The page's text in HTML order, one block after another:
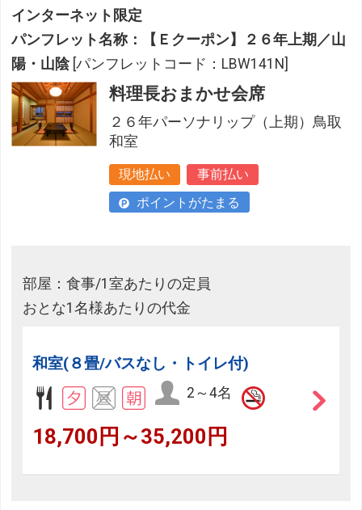
インターネット限定
パンフレット名称：【Ｅクーポン】２６年上期／山
陽・山陰 [パンフレットコード：LBW141N]
料理長おまかせ会席
２６年パーソナリップ（上期）鳥取
和室
現地払い
事前払い
ポイントがたまる
部屋：食事/1室あたりの定員
おとな1名様あたりの代金
和室(８畳/バスなし・トイレ付)
2～4名
18,700円～35,200円